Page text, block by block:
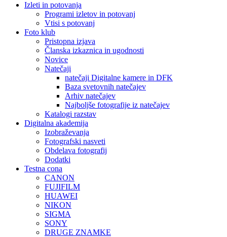
Izleti in potovanja
Programi izletov in potovanj
Vtisi s potovanj
Foto klub
Pristopna izjava
Članska izkaznica in ugodnosti
Novice
Natečaji
natečaji Digitalne kamere in DFK
Baza svetovnih natečajev
Arhiv natečajev
Najboljše fotografije iz natečajev
Katalogi razstav
Digitalna akademija
Izobraževanja
Fotografski nasveti
Obdelava fotografij
Dodatki
Testna cona
CANON
FUJIFILM
HUAWEI
NIKON
SIGMA
SONY
DRUGE ZNAMKE